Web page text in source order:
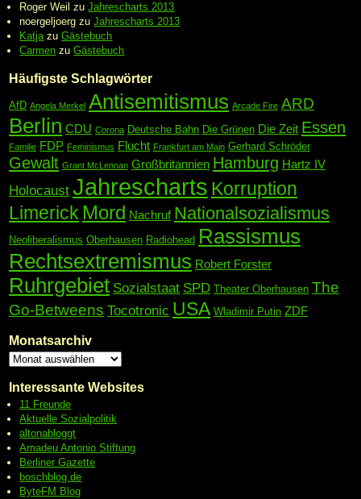
Roger Weil zuJahrescharts 2013
noergeljoerg zuJahrescharts 2013
KatjazuGästebuch
Carmen zuGästebuch
Häufigste Schlagwörter
AfD Angela Merkel Antisemitismus Arcade Fire ARD
Berlin CDU Corona Deutsche Bahn Die Grünen Die Zeit Essen
Familie FDP Feminismus Flucht Frankfurt am Main Gerhard Schröder
Gewalt Grant McLennan Großbritannien Hamburg Hartz IV
Holocaust Jahrescharts Korruption
Limerick Mord Nachruf Nationalsozialismus
Neoliberalismus Oberhausen Radiohead Rassismus
Rechtsextremismus Robert Forster
Ruhrgebiet Sozialstaat SPD Theater Oberhausen The
Go-Betweens Tocotronic USA Wladimir Putin ZDF
Monatsarchiv
Interessante Websites
11 Freunde
Aktuelle Sozialpolitik
altonabloggt
Amadeu Antonio Stiftung
Berliner Gazette
boschblog.de
ByteFM Blog